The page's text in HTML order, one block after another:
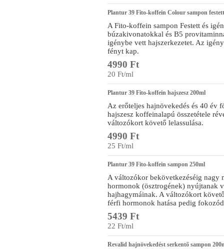
Plantur 39 Fito-koffein Colour sampon
A Fito-koffein sampon Festett és
búzakivonatokkal és B5
igénybe vett hajszerkezetet. Az
fényt kap.
4990 Ft
20 Ft/ml
Plantur 39 Fito-koffein hajszesz 200ml
Az erőteljes hajnövekedés és 40 év
hajszesz koffeinalapú összetétele
változókort követő lelassulása.
4990 Ft
25 Ft/ml
Plantur 39 Fito-koffein sampon 250ml
A változókor bekövetkezéséig nagy
hormonok (ösztrogének) nyújtanak
hajhagymáinak. A változókort
férfi hormonok hatása pedig
5439 Ft
22 Ft/ml
Revalid hajnövekedést serkentő sampon